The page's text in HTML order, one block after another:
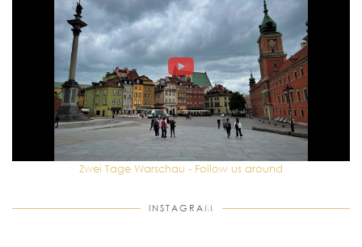
Zwei Tage Warschau - Follow us around
INSTAGRAM